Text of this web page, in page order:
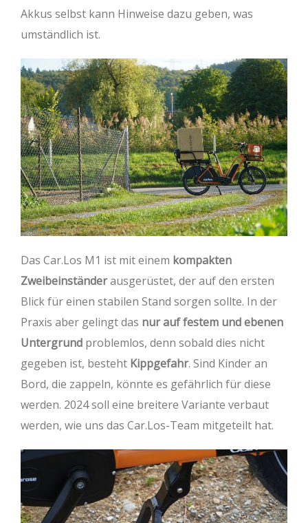
Akkus selbst kann Hinweise dazu geben, was
umständlich ist.
Das Car.Los M1 ist mit einem kompakten
Zweibeinständerausgerüstet, der auf den ersten
Blick für einen stabilen Stand sorgen sollte. In der
Praxis aber gelingt das nur auf festem und ebenen
Untergrund problemlos, denn sobald dies nicht
gegeben ist, besteht Kippgefahr. Sind Kinder an
Bord, die zappeln, könnte es gefährlich für diese
werden. 2024 soll eine breitere Variante verbaut
werden, wie uns das Car.Los-Team mitgeteilt hat.